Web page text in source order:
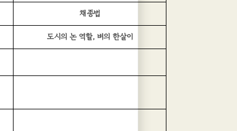
채종법
도시의 논 역할, 벼의 한살이